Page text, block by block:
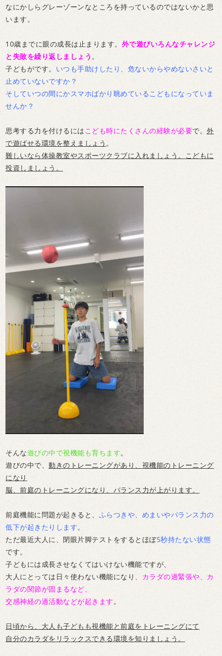
なにかしらグレーゾーンなところを持っているのではないかと思
います。
10歳までに眼の成長は止まります。 外で遊びいろんなチャレンジ
と失敗を繰り返しましょう 。
子どもがです。 いつも手助けしたり、危ないからやめないさいと
止めていないですか？
そしていつの間にかスマホばかり眺めているこどもになっていま
せんか？
思考する力を付けるにはこども時にたくさんの経験が必要で。外
で遊ばせる環境を整えましょう 。
難しいなら体操教室やスポーツクラブに入れましょう。こどもに
投資しましょう。
そんな遊びの中で視機能も育ちます。
遊びの中で、動きのトレーニングがあり、視機能のトレーニング
になり
脳、前庭のトレーニングになり、バランス力が上がります。
前庭機能に問題が起きると、 ふらつきや、めまいやバランス力の
低下が起きたりします。
ただ最近大人に、閉眼片脚テストをするとほぼ5秒持たない状態
です。
子どもには成長させなくてはいけない機能ですが、
大人にとっては日々使わない機能になり 、カラダの過緊張や、カ
ラダの関節が固まるなど、
交感神経の過活動などが起きます。
日頃から、大人も子どもも視機能と前庭をトレーニングにて
自分のカラダをリラックスできる環境を知りましょう。